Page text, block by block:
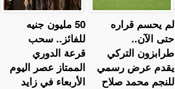
50 مليون جنيه
للفائز.. سحب
قرعة الدوري
الممتاز عصر اليوم
الأربعاء في زايد
لم يحسم قراره
حتى الآن..
طرابزون التركي
يقدم عرض رسمي
للنجم محمد صلاح